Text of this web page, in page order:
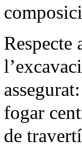
Respecte
fogar
de